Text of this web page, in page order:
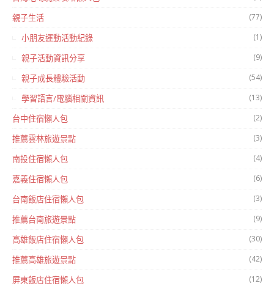
親子生活 (77)
小朋友運動活動紀錄 (1)
親子活動資訊分享 (9)
親子成長體驗活動 (54)
學習語言/電腦相關資訊 (13)
台中住宿懶人包 (2)
推薦雲林旅遊景點 (3)
南投住宿懶人包 (4)
嘉義住宿懶人包 (6)
台南飯店住宿懶人包 (3)
推薦台南旅遊景點 (9)
高雄飯店住宿懶人包 (30)
推薦高雄旅遊景點 (42)
屏東飯店住宿懶人包 (12)